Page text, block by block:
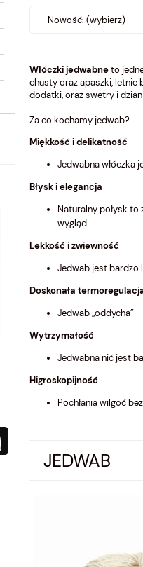
Włóczka Luxury Silk 1
Nowość: (wybierz)
Włóczki jedwabneto
chusty oraz apaszki, letnie
dodatki, oraz swetry i
Za co kochamy jedwab?
Miękkość i delikatność
Jedwabna włóczka
Błysk i elegancja
Naturalny połysk
wygląd.
Lekkość i zwiewność
Jedwab jest bardzo
Doskonała
Jedwab „oddycha”
Wytrzymałość
Jedwabna nić jest
Higroskopijność
Pochłania wilgoć
JEDWAB